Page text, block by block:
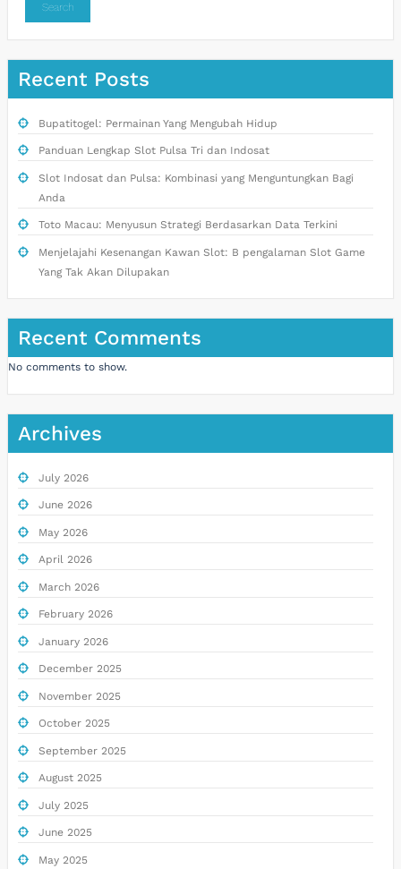
Search
Recent Posts
Bupatitogel: Permainan Yang Mengubah Hidup
Panduan Lengkap Slot Pulsa Tri dan Indosat
Slot Indosat dan Pulsa: Kombinasi yang Menguntungkan Bagi
Anda
Toto Macau: Menyusun Strategi Berdasarkan Data Terkini
Menjelajahi Kesenangan Kawan Slot: B pengalaman Slot Game
Yang Tak Akan Dilupakan
Recent Comments
No comments to show.
Archives
July 2026
June 2026
May 2026
April 2026
March 2026
February 2026
January 2026
December 2025
November 2025
October 2025
September 2025
August 2025
July 2025
June 2025
May 2025